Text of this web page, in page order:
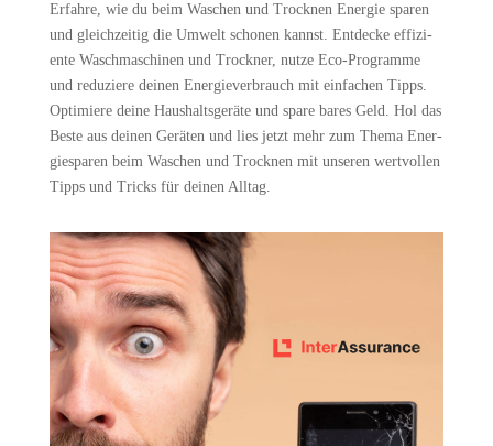
Erfah­re, wie du beim Waschen und Trock­nen Ener­gie spa­ren
und gleich­zei­tig die Umwelt scho­nen kannst. Ent­de­cke effi­zi­
en­te Wasch­ma­schi­nen und Trock­ner, nut­ze Eco-Pro­gram­me
und redu­zie­re dei­nen Ener­gie­ver­brauch mit ein­fa­chen Tipps.
Opti­mie­re dei­ne Haus­halts­ge­rä­te und spa­re bares Geld. Hol das
Bes­te aus dei­nen Gerä­ten und lies jetzt mehr zum The­ma Ener­
gie­spa­ren beim Waschen und Trock­nen mit unse­ren wert­vol­len
Tipps und Tricks für dei­nen Alltag.